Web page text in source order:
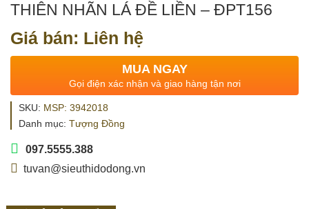
THIÊN NHÃN LÁ ĐỀ LIỀN – ĐPT156
Giá bán: Liên hệ
MUA NGAY
Gọi điện xác nhận và giao hàng tận nơi
SKU: MSP: 3942018
Danh mục: Tượng Đồng
097.5555.388
tuvan@sieuthidodong.vn